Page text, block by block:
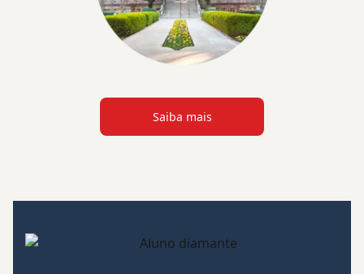
Saiba mais